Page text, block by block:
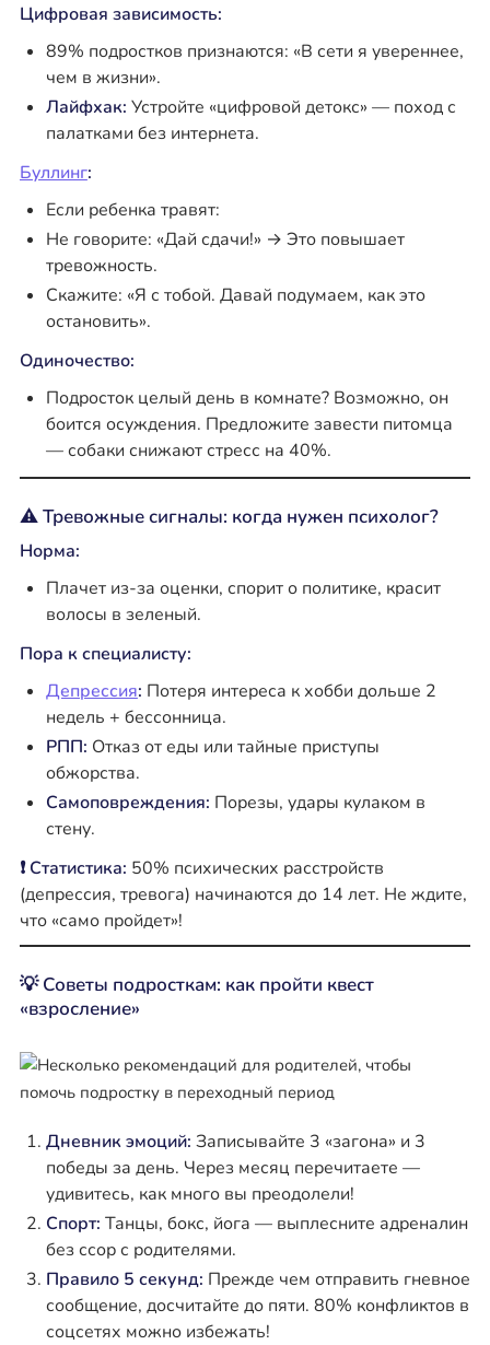
Цифровая зависимость:
89% подростков признаются: «В сети я увереннее,
чем в жизни».
Лайфхак: Устройте «цифровой детокс» — поход с
палатками без интернета.
Буллинг:
Если ребенка травят:
Не говорите: «Дай сдачи!» → Это повышает
тревожность.
Скажите: «Я с тобой. Давай подумаем, как это
остановить».
Одиночество:
Подросток целый день в комнате? Возможно, он
боится осуждения. Предложите завести питомца
— собаки снижают стресс на 40%.
⚠️ Тревожные сигналы: когда нужен психолог?
Норма:
Плачет из-за оценки, спорит о политике, красит
волосы в зеленый.
Пора к специалисту:
Депрессия: Потеря интереса к хобби дольше 2
недель + бессонница.
РПП: Отказ от еды или тайные приступы
обжорства.
Самоповреждения: Порезы, удары кулаком в
стену.
❗ Статистика: 50% психических расстройств
(депрессия, тревога) начинаются до 14 лет. Не ждите,
что «само пройдет»!
💡 Советы подросткам: как пройти квест
«взросление»
Дневник эмоций: Записывайте 3 «загона» и 3
победы за день. Через месяц перечитаете —
удивитесь, как много вы преодолели!
Спорт: Танцы, бокс, йога — выплесните адреналин
без ссор с родителями.
Правило 5 секунд: Прежде чем отправить гневное
сообщение, досчитайте до пяти. 80% конфликтов в
соцсетях можно избежать!